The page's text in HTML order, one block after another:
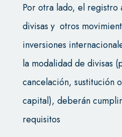
Por otra lado, el registro
divisas y otros
inversiones
la modalidad de divisas
cancelación, sustitución
capital), deberán
requisitos